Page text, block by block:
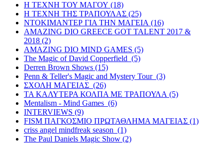
Η ΤΕΧΝΗ ΤΟΥ ΜΑΓΟΥ (18)
Η ΤΕΧΝΗ ΤΗΣ ΤΡΑΠΟΥΛΑΣ (25)
ΝΤΟΚΙΜΑΝΤΕΡ ΓΙΑ ΤΗΝ ΜΑΓΕΙΑ (16)
AMAZING DIO GREECE GOT TALENT 2017 &
2018 (2)
AMAZING DIO MIND GAMES (5)
The Magic of David Copperfield (5)
Derren Brown Shows (15)
Penn & Teller's Magic and Mystery Tour (3)
ΣΧΟΛΗ ΜΑΓΕΙΑΣ (26)
ΤΑ ΚΑΛΥΤΕΡΑ ΚΟΛΠΑ ΜΕ ΤΡΑΠΟΥΛΑ (5)
Mentalism - Mind Games (6)
INTERVIEWS (9)
FISM ΠΑΓΚΟΣΜΙΟ ΠΡΩΤΑΘΛΗΜΑ ΜΑΓΕΙΑΣ (1)
criss angel mindfreak season (1)
The Paul Daniels Magic Show (2)